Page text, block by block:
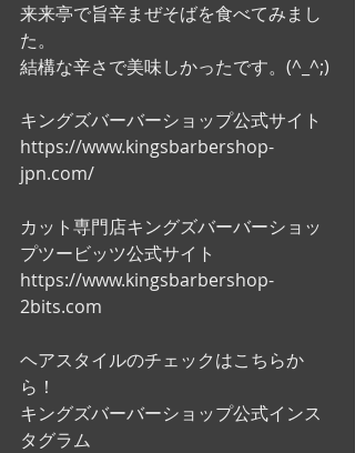
来来亭で旨辛まぜそばを食べてみまし
た。
結構な辛さで美味しかったです。(^_^;)
キングズバーバーショップ公式サイト
https://www.kingsbarbershop-
jpn.com/
カット専門店キングズバーバーショッ
プツービッツ公式サイト
https://www.kingsbarbershop-
2bits.com
ヘアスタイルのチェックはこちらか
ら！
キングズバーバーショップ公式インス
タグラム